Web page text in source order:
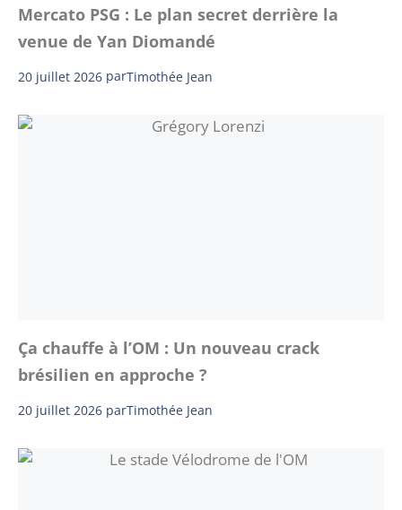
Mercato PSG : Le plan secret derrière la
venue de Yan Diomandé
20 juillet 2026 parTimothée Jean
Ça chauffe à l’OM : Un nouveau crack
brésilien en approche ?
20 juillet 2026 parTimothée Jean